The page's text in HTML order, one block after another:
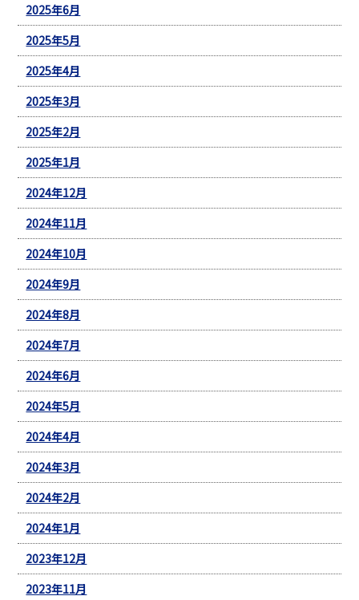
2025年6月
2025年5月
2025年4月
2025年3月
2025年2月
2025年1月
2024年12月
2024年11月
2024年10月
2024年9月
2024年8月
2024年7月
2024年6月
2024年5月
2024年4月
2024年3月
2024年2月
2024年1月
2023年12月
2023年11月